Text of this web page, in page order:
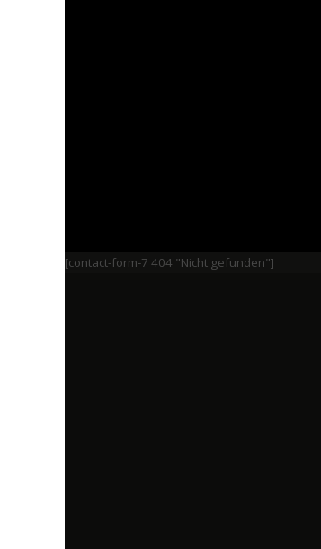
[contact-form-7 404 "Nicht gefunden"]